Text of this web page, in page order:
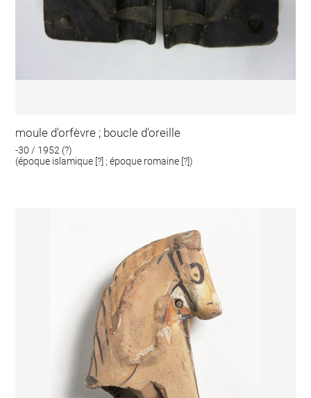
moule d'orfèvre ; boucle d'oreille
-30 / 1952 (?)
(époque islamique [?] ; époque romaine [?])